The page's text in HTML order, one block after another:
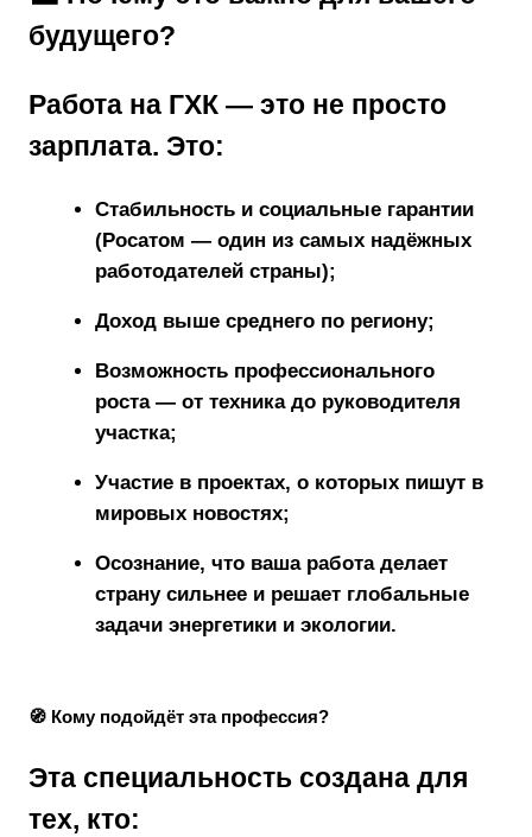
будущего?
Работа на ГХК — это не просто
зарплата. Это:
Стабильность и социальные гарантии
(Росатом — один из самых надёжных
работодателей страны);
Доход выше среднего по региону;
Возможность профессионального
роста — от техника до руководителя
участка;
Участие в проектах, о которых пишут в
мировых новостях;
Осознание, что ваша работа делает
страну сильнее и решает глобальные
задачи энергетики и экологии.
🧭 Кому подойдёт эта профессия?
Эта специальность создана для
тех, кто: